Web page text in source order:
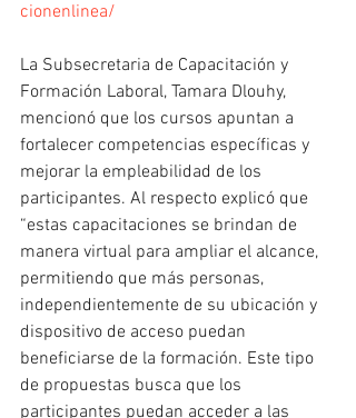
cionenlinea/
La Subsecretaria de Capacitación y
Formación Laboral, Tamara Dlouhy,
mencionó que los cursos apuntan a
fortalecer competencias específicas y
mejorar la empleabilidad de los
participantes. Al respecto explicó que
“estas capacitaciones se brindan de
manera virtual para ampliar el alcance,
permitiendo que más personas,
independientemente de su ubicación y
dispositivo de acceso puedan
beneficiarse de la formación. Este tipo
de propuestas busca que los
participantes puedan acceder a las